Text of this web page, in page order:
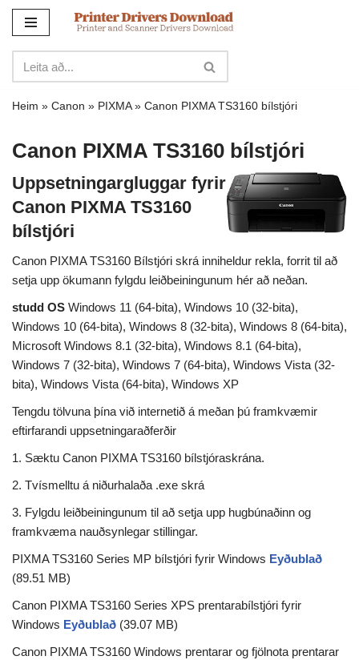
yfir
í
innihald
Heim » Canon » PIXMA» Canon PIXMA TS3160 bílstjóri
Canon PIXMA TS3160 bílstjóri
Uppsetningargluggar fyrir
Canon PIXMA TS3160
bílstjóri
Canon PIXMA TS3160 Bílstjóri skrá inniheldur rekla, forrit til að
setja upp ökumann fylgdu leiðbeiningunum hér að neðan.
studd OS Windows 11 (64-bita), Windows 10 (32-bita),
Windows 10 (64-bita), Windows 8 (32-bita), Windows 8 (64-bita),
Microsoft Windows 8.1 (32-bita), Windows 8.1 (64-bita),
Windows 7 (32-bita), Windows 7 (64-bita), Windows Vista (32-
bita), Windows Vista (64-bita), Windows XP
Tengdu tölvuna þína við internetið á meðan þú framkvæmir
eftirfarandi uppsetningaraðferðir
1. Sæktu Canon PIXMA TS3160 bílstjóraskrána.
2. Tvísmelltu á niðurhalaða .exe skrá
3. Fylgdu leiðbeiningunum til að setja upp hugbúnaðinn og
framkvæma nauðsynlegar stillingar.
PIXMA TS3160 Series MP bílstjóri fyrir Windows Eyðublað
(89.51 MB)
Canon PIXMA TS3160 Series XPS prentarabílstjóri fyrir
Windows Eyðublað (39.07 MB)
Canon PIXMA TS3160 Windows prentarar og fjölnota prentarar